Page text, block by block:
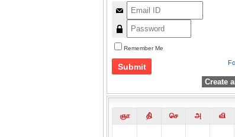
Remember Me
Create
ஞா தி் செ அ வி